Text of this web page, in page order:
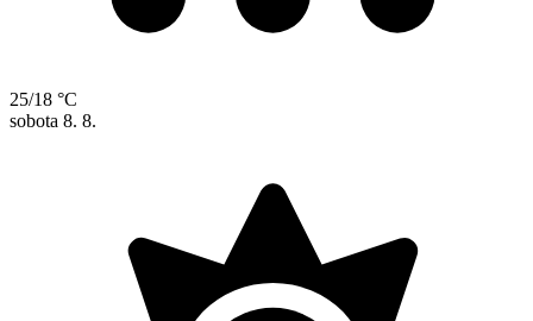
25/18 °C
sobota 8. 8.